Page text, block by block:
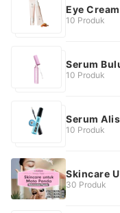
Eye
10 Produk
Serum
10 Produk
Serum Alis
10 Produk
Skincare
Panda
30 Produk